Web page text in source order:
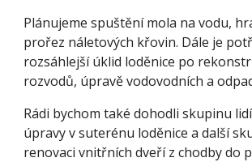
Plánujeme spuštění mola na vodu,
prořez náletových křovin. Dále je
rozsáhlejší úklid loděnice po
rozvodů, úpravě vodovodních a
Rádi bychom také dohodli skupinu
úpravy v suterénu loděnice a další
renovaci vnitřních dveří z chodby do